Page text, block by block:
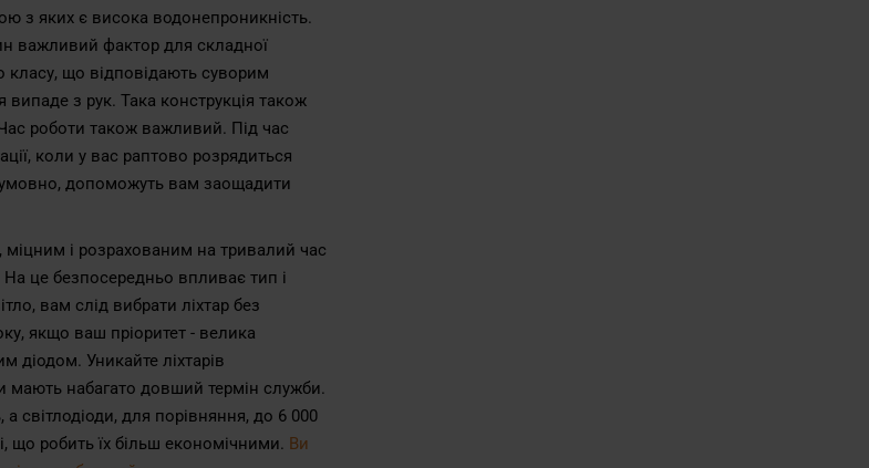
з яких є висока водонепроникність.
важливий фактор для складної
класу, що відповідають суворим
з рук. Така конструкція також
роботи також важливий. Під час
коли у вас раптово розрядиться
допоможуть вам заощадити
і розрахованим на тривалий час
це безпосередньо впливає тип і
вам слід вибрати ліхтар без
якщо ваш пріоритет - велика
діодом. Уникайте ліхтарів
мають набагато довший термін служби.
для порівняння, до 6 000
що робить їх більш економічними. Ви